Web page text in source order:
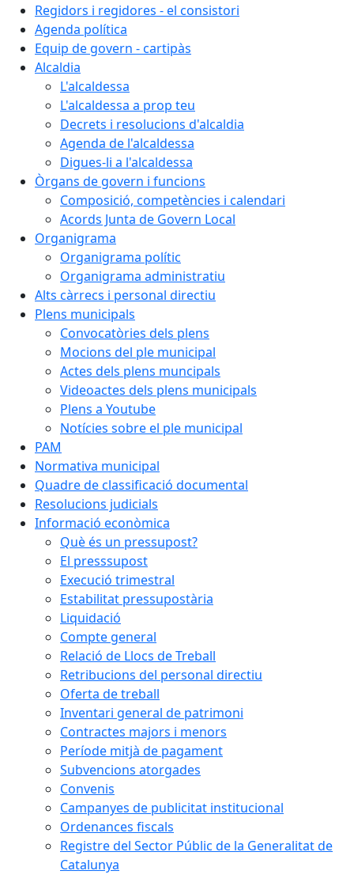
Regidors i regidores - el consistori
Agenda política
Equip de govern - cartipàs
Alcaldia
L'alcaldessa
L'alcaldessa a prop teu
Decrets i resolucions d'alcaldia
Agenda de l'alcaldessa
Digues-li a l'alcaldessa
Òrgans de govern i funcions
Composició, competències i calendari
Acords Junta de Govern Local
Organigrama
Organigrama polític
Organigrama administratiu
Alts càrrecs i personal directiu
Plens municipals
Convocatòries dels plens
Mocions del ple municipal
Actes dels plens muncipals
Videoactes dels plens municipals
Plens a Youtube
Notícies sobre el ple municipal
PAM
Normativa municipal
Quadre de classificació documental
Resolucions judicials
Informació econòmica
Què és un pressupost?
El presssupost
Execució trimestral
Estabilitat pressupostària
Liquidació
Compte general
Relació de Llocs de Treball
Retribucions del personal directiu
Oferta de treball
Inventari general de patrimoni
Contractes majors i menors
Període mitjà de pagament
Subvencions atorgades
Convenis
Campanyes de publicitat institucional
Ordenances fiscals
Registre del Sector Públic de la Generalitat de
Catalunya